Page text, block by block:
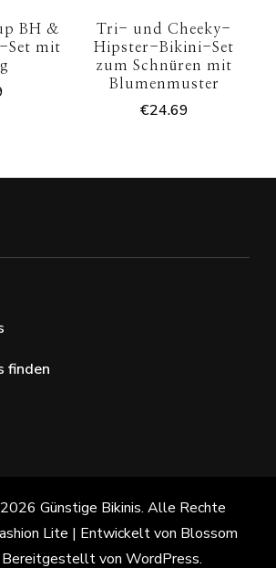
BH &
Set mit
Tri- und Cheeky-
Hipster-Bikini-Set
zum Schnüren mit
Blumenmuster
€24.69
finden
Günstige Bikinis. Alle Rechte
Lite | Entwickelt von Blossom
Bereitgestellt von WordPress.